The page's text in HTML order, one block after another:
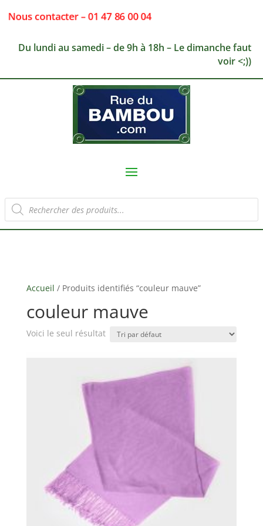
Nous contacter – 01 47 86 00 04
Du lundi au samedi – de 9h à 18h – Le dimanche faut
voir <;))
Recherche
de
produits
Accueil / Produits identifiés “couleur mauve”
couleur mauve
Voici le seul résultat